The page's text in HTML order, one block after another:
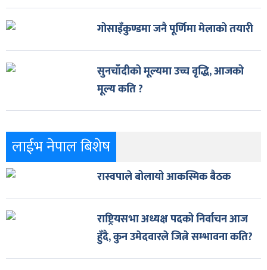
गोसाइँकुण्डमा जनै पूर्णिमा मेलाको तयारी
सुनचाँदीको मूल्यमा उच्च वृद्धि, आजको
मूल्य कति ?
लाईभ नेपाल बिशेष
रास्वपाले बोलायो आकस्मिक बैठक
राष्ट्रियसभा अध्यक्ष पदको निर्वाचन आज
हुँदै, कुन उमेदवारले जित्ने सम्भावना कति?